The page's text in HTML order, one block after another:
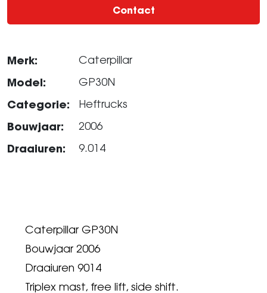
Contact
Merk: Caterpillar
Model: GP30N
Categorie: Heftrucks
Bouwjaar: 2006
Draaiuren: 9.014
Caterpillar GP30N
Bouwjaar 2006
Draaiuren 9014
Triplex mast, free lift, side shift.